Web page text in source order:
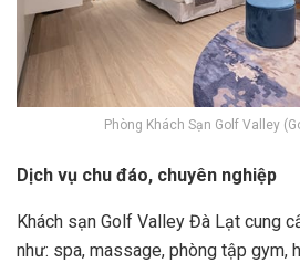
Phòng Khách Sạn Golf Valley
Dịch vụ chu đáo, chuyên nghiệp
Khách sạn Golf Valley Đà Lạt cung
như: spa, massage, phòng tập gym,